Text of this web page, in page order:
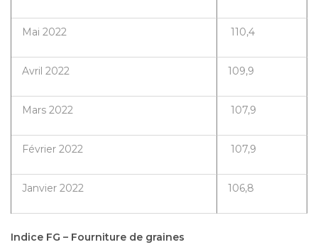
Mai 2022 110,4
Avril 2022 109,9
Mars 2022 107,9
Février 2022 107,9
Janvier 2022 106,8
Indice FG – Fourniture de graines